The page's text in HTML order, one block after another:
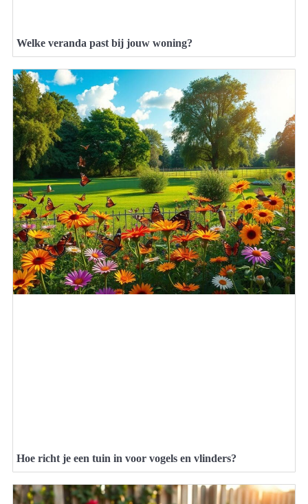
Welke veranda past bij jouw woning?
Hoe richt je een tuin in voor vogels en vlinders?